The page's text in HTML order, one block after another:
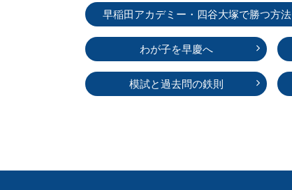
早稲田アカデミー・ 四谷大塚で勝つ方法
わが子を早慶へ
模試と過去問の鉄則